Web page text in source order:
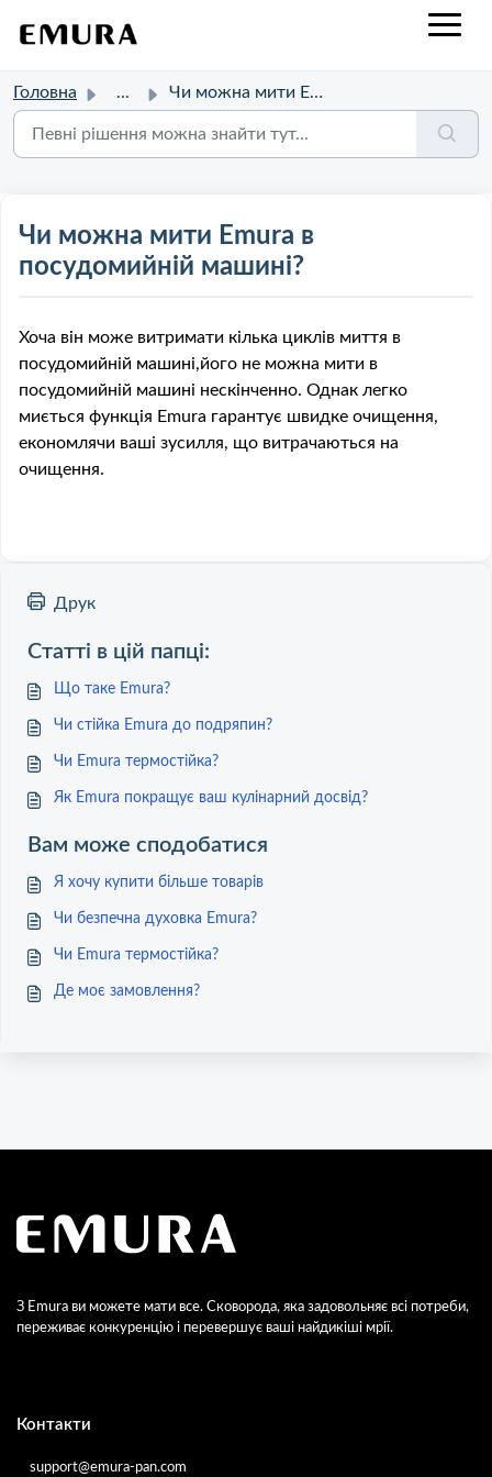
Головна ... Чи можна мити Emura в посудомийній машині?
Чи можна мити Emura в
посудомийній машині?
Хоча він може витримати кілька циклів миття в
посудомийній машині,його не можна мити в
посудомийній машині нескінченно. Однак легко
миється функція Emura гарантує швидке очищення,
економлячи ваші зусилля, що витрачаються на
очищення.
Друк
Статті в цій папці:
Що таке Emura?
Чи стійка Emura до подряпин?
Чи Emura термостійка?
Як Emura покращує ваш кулінарний досвід?
Вам може сподобатися
Я хочу купити більше товарів
Чи безпечна духовка Emura?
Чи Emura термостійка?
Де моє замовлення?
З Emura ви можете мати все. Сковорода, яка задовольняє всі потреби,
переживає конкуренцію і перевершує ваші найдикіші мрії.
Контакти
support@emura-pan.com